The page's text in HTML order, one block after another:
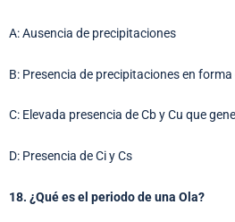
A: Ausencia de precipitaciones
B: Presencia de precipitaciones en
C: Elevada presencia de Cb y Cu que
D: Presencia de Ci y Cs
18. ¿Qué es el periodo de una Ola?